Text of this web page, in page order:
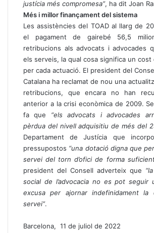
justícia més compromesa”, ha dit Joan
Més i millor finançament del sistema
Les assistències del TOAD al llarg de
el pagament de gairebé 56,5
retribucions als advocats i advocades
els serveis, la qual cosa significa un cost
per cada actuació. El president del
Catalana ha reclamat de nou una
retribucions, que encara no han
anterior a la crisi econòmica de 2009.
fa que “els advocats i advocades
pèrdua del nivell adquisitiu de més del
Departament de Justícia que
pressupostos “una dotació digna que
servei del torn d’ofici de forma
president del Consell adverteix que
social de l’advocacia no es pot seguir
excusa per ajornar indefinidament la
servei”.
Barcelona, 11 de juliol de 2022